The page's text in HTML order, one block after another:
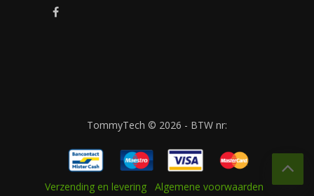
TommyTech © 2026 - BTW nr:
Verzending en levering Algemene voorwaarden